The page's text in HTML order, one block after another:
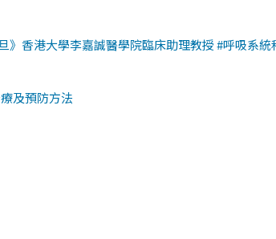
香港大學李嘉誠醫學院臨床助理教授 #呼吸系統
及預防方法